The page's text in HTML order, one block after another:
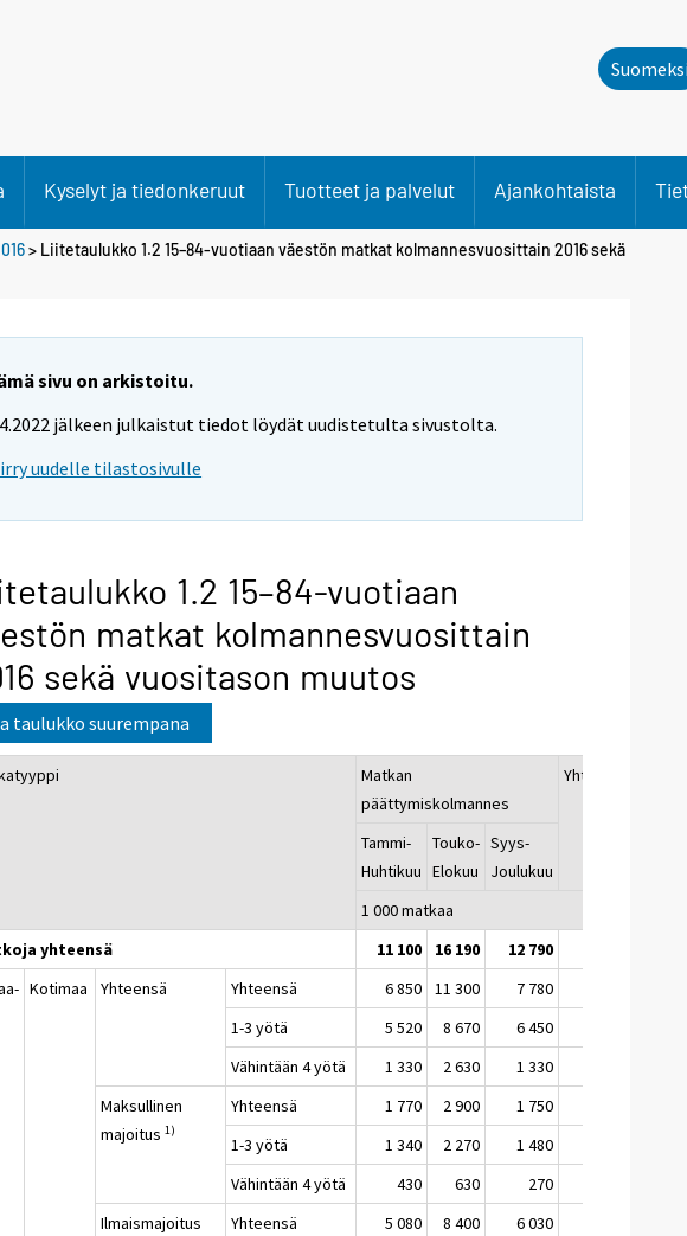
Kyselyt ja tiedonkeruut Tuotteet ja palvelut Ajankohtaista
> Liitetaulukko 1.2 15–84-vuotiaan väestön matkat kolmannesvuosittain 2016 sekä
sivu on arkistoitu.
jälkeen julkaistut tiedot löydät uudistetulta sivustolta.
uudelle tilastosivulle
1.2 15–84-vuotiaan
matkat kolmannesvuosittain
sekä vuositason muutos
taulukko suurempana
Matkan
päättymiskolmannes
Yhteensä
Tammi-
Huhtikuu
Touko-
Elokuu
Syys-
Joulukuu
1 000 matkaa
yhteensä
11 100 16 190 12 790
Kotimaa Yhteensä Yhteensä 6 850 11 300 7 780
1-3 yötä
5 520 8 670 6 450
Vähintään 4 yötä
1 330 2 630 1 330
Maksullinen
majoitus1)
Yhteensä 1 770 2 900 1 750
1-3 yötä
1 340 2 270 1 480
Vähintään 4 yötä
430 630 270
Ilmaismajoitus
Yhteensä 5 080 8 400 6 030